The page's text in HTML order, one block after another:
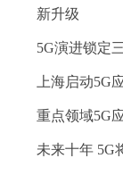
新升级
5G演进锁定
上海启动5G
重点领域5G
未来十年 5G